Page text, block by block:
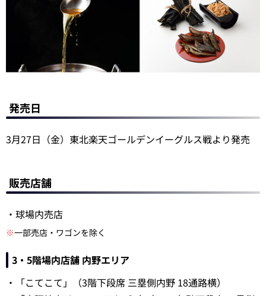
発売日
3月27日（金）東北楽天ゴールデンイーグルス戦より発売
販売店舗
・球場内売店
※一部売店・ワゴンを除く
3・5階場内店舗 内野エリア
・「こてこて」（3階下段席 三塁側内野 18通路横）